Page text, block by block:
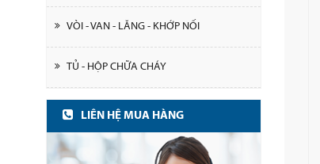
VÒI - VAN - LĂNG - KHỚP NỐI
TỦ - HỘP CHỮA CHÁY
LIÊN HỆ MUA HÀNG